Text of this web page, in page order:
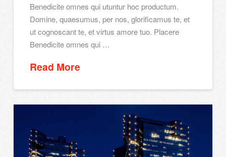
Benedicite omnes qui utuntur hoc productum.
Domine, quaesumus, per nos, glorificamus te, et
ut cognoscant te, et virtus amore tuo. Placere
Benedicite omnes qui …
Read More